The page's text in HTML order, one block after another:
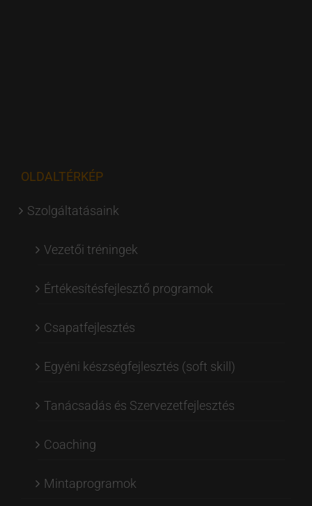
OLDALTÉRKÉP
Szolgáltatásaink
Vezetői tréningek
Értékesítésfejlesztő programok
Csapatfejlesztés
Egyéni készségfejlesztés (soft skill)
Tanácsadás és Szervezetfejlesztés
Coaching
Mintaprogramok